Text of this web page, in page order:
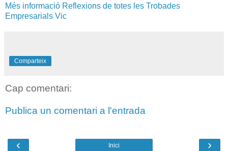
Més informació Reflexions de totes les Trobades
Empresarials Vic
Comparteix
Cap comentari:
Publica un comentari a l'entrada
‹ ›
Inici